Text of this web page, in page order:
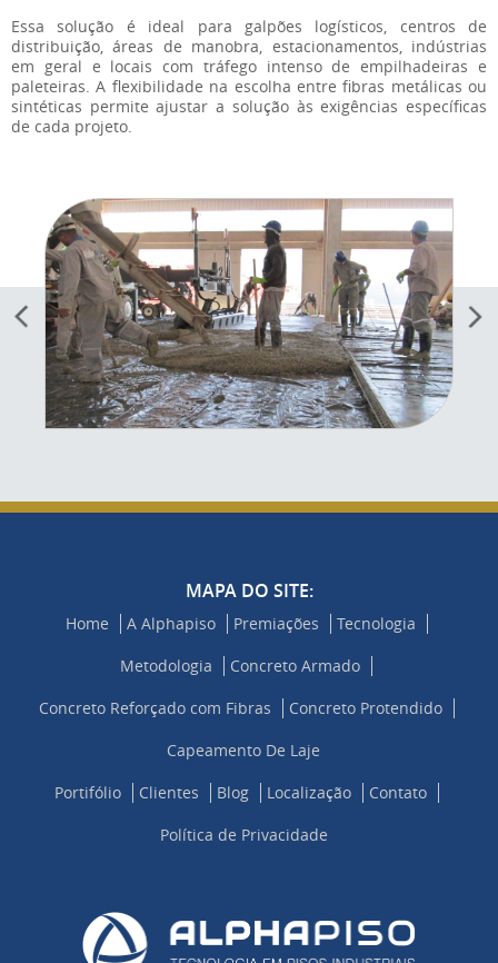
Essa solução é ideal para galpões logísticos, centros de
distribuição, áreas de manobra, estacionamentos, indústrias
em geral e locais com tráfego intenso de empilhadeiras e
paleteiras. A flexibilidade na escolha entre fibras metálicas ou
sintéticas permite ajustar a solução às exigências específicas
de cada projeto.
MAPA DO SITE:
Home A Alphapiso Premiações
Tecnologia
Metodologia
Concreto Armado
Concreto Reforçado com Fibras
Concreto Protendido
Capeamento De Laje
Portifólio
Clientes Blog Localização
Contato
Política de Privacidade